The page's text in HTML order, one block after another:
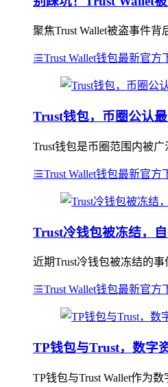
聚焦Trust Wallet被盗事件
Trust Wallet钱包最新官方
Trust钱包，币圈公认
Trust钱包是币圈范围内被
Trust Wallet钱包最新官方
Trust冷钱包被冻结，
近期Trust冷钱包被冻结的
Trust Wallet钱包最新官方
TP钱包与Trust，数字
TP钱包与Trust Wallet作为